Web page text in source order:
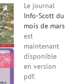
Le journal
Info-Scott du
mois de mars
est
maintenant
disponible
en version
pdf.